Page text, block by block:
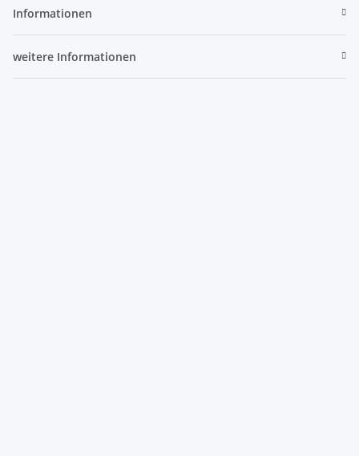
Informationen
weitere Informationen